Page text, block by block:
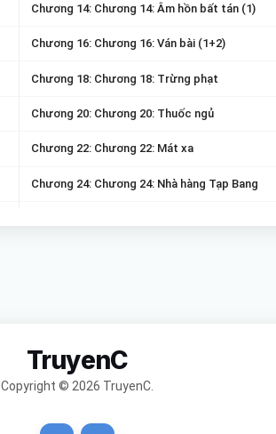
Chương 14: Chương 14: Âm hồn bất tán (1)
Chương 16: Chương 16: Ván bài (1+2)
Chương 18: Chương 18: Trừng phạt
Chương 20: Chương 20: Thuốc ngủ
Chương 22: Chương 22: Mát xa
Chương 24: Chương 24: Nhà hàng Tạp Bang
Chương 34: Chương 34: Giao phong
Chương 36: Chương 36: Ghen ghét
Chương 38: Chương 38: Không từ thủ đoạn
TruyenC
Copyright © 2026 TruyenC.